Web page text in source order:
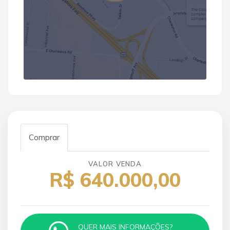
Comprar
VALOR VENDA
R$ 640.000,00
QUER MAIS INFORMAÇÕES?